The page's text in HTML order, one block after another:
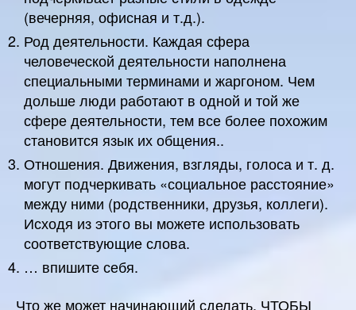
(вечерняя, офисная и т.д.).
Род деятельности. Каждая сфера
человеческой деятельности наполнена
специальными терминами и жаргоном. Чем
дольше люди работают в одной и той же
сфере деятельности, тем все более похожим
становится язык их общения..
Отношения. Движения, взгляды, голоса и т. д.
могут подчеркивать «социальное расстояние»
между ними (родственники, друзья, коллеги).
Исходя из этого вы можете использовать
соответствующие слова.
… впишите себя.
Что же может начинающий сделать, ЧТОБЫ